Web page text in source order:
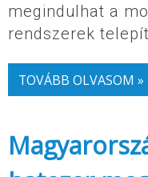
megindulhat a
rendszerek
TOVÁBB OLVASOM »